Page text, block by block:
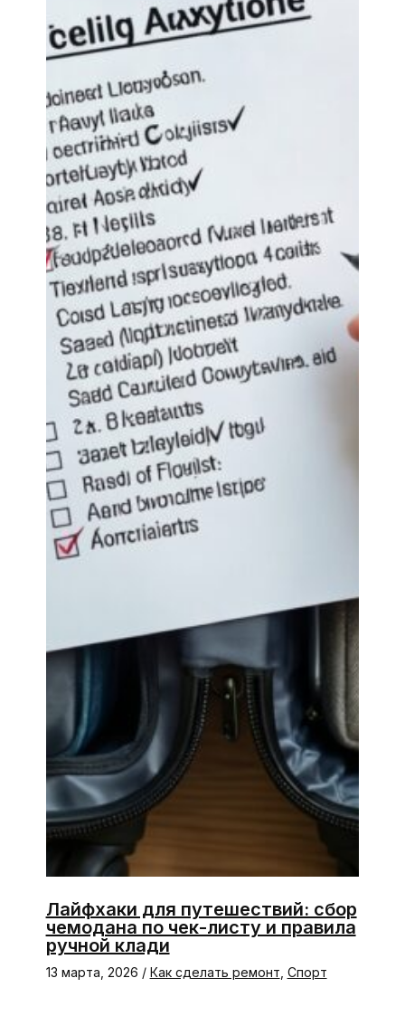
Лайфхаки для путешествий: сбор
чемодана по чек-листу и правила
ручной клади
13 марта, 2026 / Как сделать ремонт Спорт